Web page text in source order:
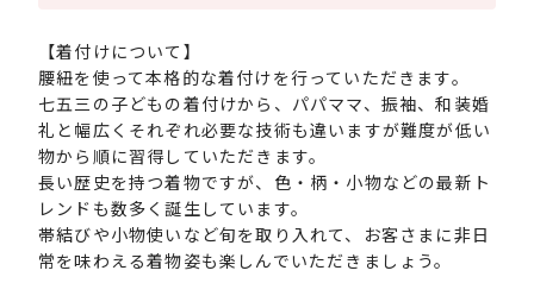
【着付けについて】
腰紐を使って本格的な着付けを行っていただきます。
七五三の子どもの着付けから、パパママ、振袖、和装婚
礼と幅広くそれぞれ必要な技術も違いますが難度が低い
物から順に習得していただきます。
長い歴史を持つ着物ですが、色・柄・小物などの最新ト
レンドも数多く誕生しています。
帯結びや小物使いなど旬を取り入れて、お客さまに非日
常を味わえる着物姿も楽しんでいただきましょう。